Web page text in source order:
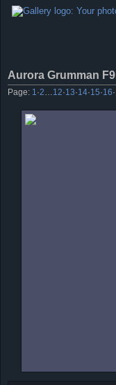
Aurora Grumman
Page: 1 ·2 12·13·14·15·16·